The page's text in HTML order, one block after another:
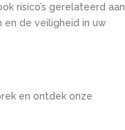
risico’s gerelateerd aan
en de veiligheid in uw
en ontdek onze